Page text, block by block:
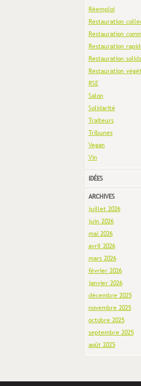
Réemploi
Restauration
Restauration
Restauration
Restauration
Restauration
RSE
Salon
Solidarité
Traiteurs
Tribunes
Vegan
Vin
IDÉES
ARCHIVES
juillet 2026
juin 2026
mai 2026
avril 2026
mars 2026
février 2026
janvier 2026
décembre 2025
novembre 2025
octobre 2025
septembre 2025
août 2025